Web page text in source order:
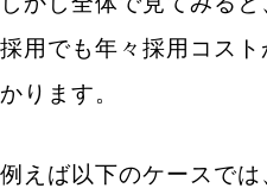
採用でも年々採用コス
かります。
例えば以下のケースで